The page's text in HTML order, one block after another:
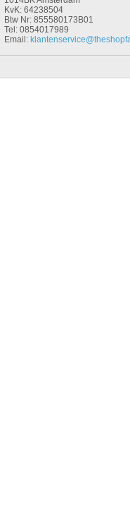
KvK: 64238504
Btw Nr: 855580173B01
Tel: 0854017989
Email: